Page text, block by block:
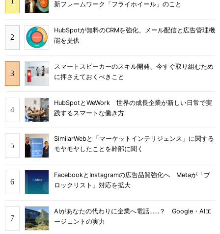
新フレームワーク「フライホイール」のこと
HubSpotが無料のCRMを強化、メール配信と広告管理機
能を提供
スマートスピーカーのスキル開発、今すぐ取り組むため
に押さえておくべきこと
HubSpotとWeWork 世界の成長企業が新しい日常で実
践するスマートな働き方
SimilarWebと「マーケットインテリジェンス」に関する
モヤモヤしたことを幹部に聞く
FacebookとInstagramの広告品質強化へ Metaが「ブ
ロックリスト」対応を拡大
AIがあなたの代わりに企業へ電話……？ Google・AIエ
ージェントの実力